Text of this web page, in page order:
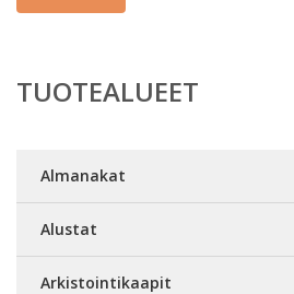
TUOTEALUEET
Almanakat
Alustat
Arkistointikaapit